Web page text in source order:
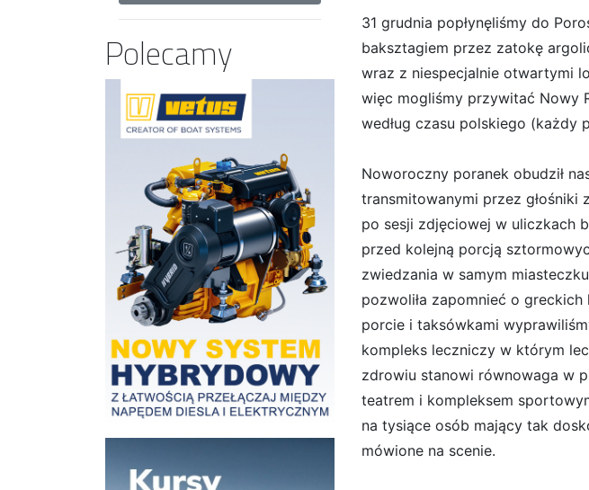
31 grudnia popłynęliśmy do
baksztagiem przez zatokę
wraz z niespecjalnie otwartymi
więc mogliśmy przywitać Nowy
według czasu polskiego
Noworoczny poranek obudził
transmitowanymi przez głośniki
po sesji zdjęciowej w uliczkach
przed kolejną porcją
zwiedzania w samym
pozwoliła zapomnieć o
porcie i taksówkami
kompleks leczniczy w którym
zdrowiu stanowi równowaga w
teatrem i kompleksem
na tysiące osób mający tak
mówione na scenie.
Polecamy